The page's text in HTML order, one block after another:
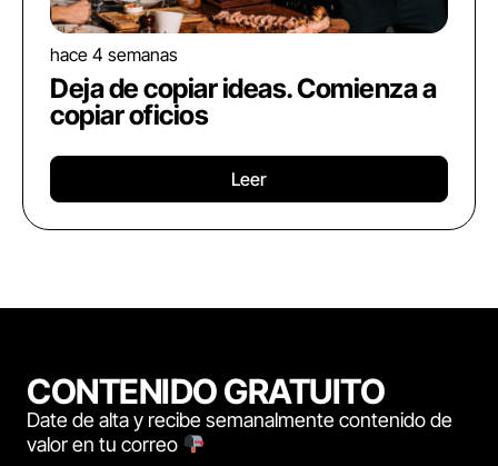
hace 4 semanas
Deja de copiar ideas. Comienza a
copiar oficios
Leer
CONTENIDO GRATUITO
Date de alta y recibe semanalmente contenido de
valor en tu correo